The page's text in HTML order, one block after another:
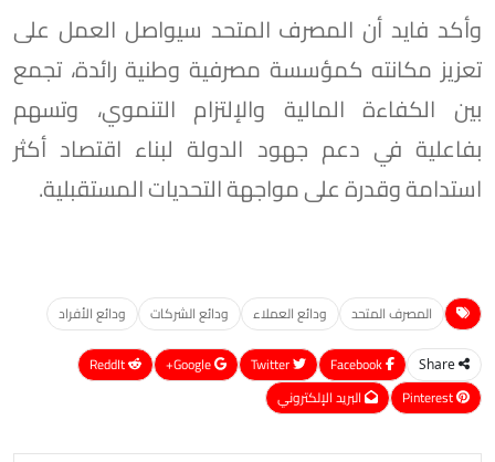
وأكد فايد أن المصرف المتحد سيواصل العمل على
تعزيز مكانته كمؤسسة مصرفية وطنية رائدة، تجمع
بين الكفاءة المالية والإلتزام التنموي، وتسهم
بفاعلية في دعم جهود الدولة لبناء اقتصاد أكثر
استدامة وقدرة على مواجهة التحديات المستقبلية.
المصرف المتحد ودائع العملاء ودائع الشركات ودائع الأفراد
Share
Google+
ReddIt
Pinterest
البريد الإلكتروني